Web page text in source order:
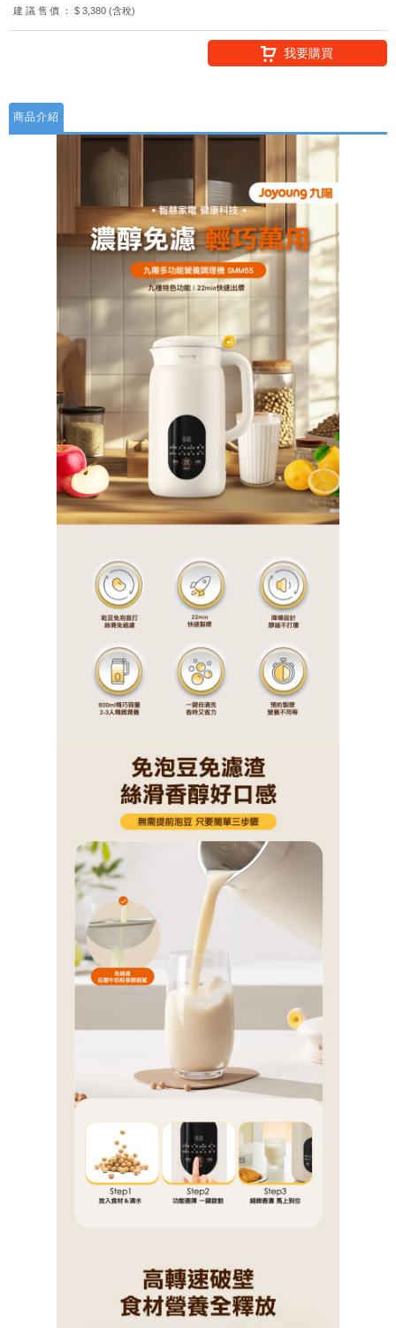
建議售價： $ 3,380 (含稅)
我要購買
商品介紹